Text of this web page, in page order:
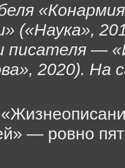
(«Наука»,
писателя —
2020). На
— ровно